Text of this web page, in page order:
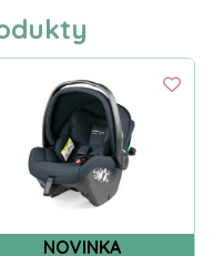
NOVINKA